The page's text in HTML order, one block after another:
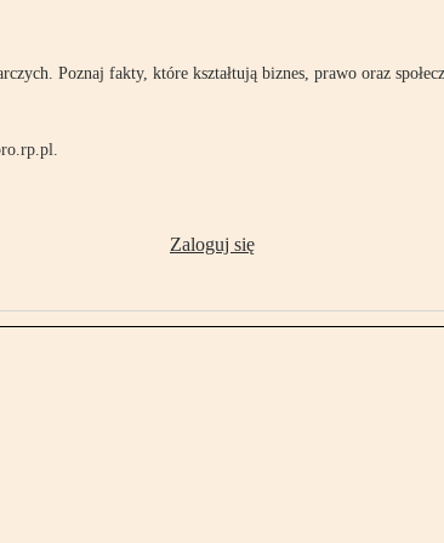
Poznaj fakty, które kształtują biznes, prawo oraz
Zaloguj się